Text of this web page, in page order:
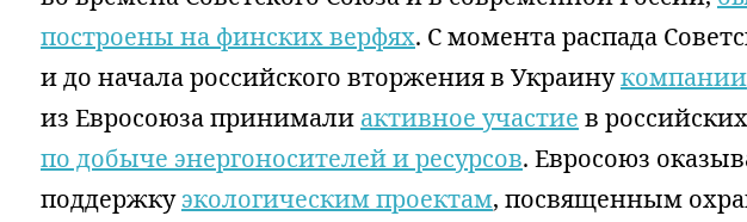
построены на финских верфях. С момента распада
и до начала российского вторжения в Украинукомпании
из Евросоюза принимали активное участие в
по добыче энергоносителей и ресурсов. Евросоюз
поддержкуэкологическим проектам, посвященным